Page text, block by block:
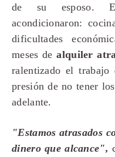
de su esposo.
acondicionaron:
dificultades
meses dealquiler
ralentizado el trabajo
presión de no tener
adelante.
"Estamos atrasados
dinero que alcance",